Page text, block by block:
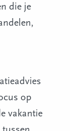
die je
op
vakantie